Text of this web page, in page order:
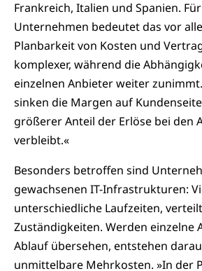
Frankreich, Italien und Spanien.
Unternehmen bedeutet das vor
Planbarkeit von Kosten und
komplexer, während die
einzelnen Anbieter weiter
sinken die Margen auf
größerer Anteil der Erlöse bei den
verbleibt.«
Besonders betroffen sind
gewachsenen IT-Infrastrukturen:
unterschiedliche Laufzeiten,
Zuständigkeiten. Werden einzelne
Ablauf übersehen, entstehen
unmittelbare Mehrkosten. »In der